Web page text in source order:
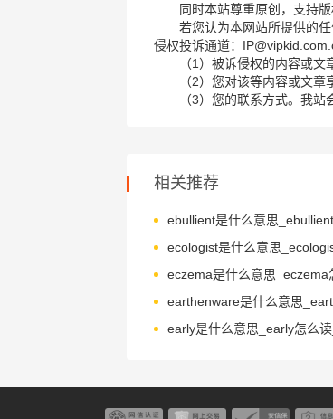
同时本站尊重原创，支持
若您认为本网站所提供的
侵权投诉通道：
（1）被诉侵权的内容或文
（2）您对该等内容或文章
（3）您的联系方式。我
相关推荐
early是什么意思_early怎么读